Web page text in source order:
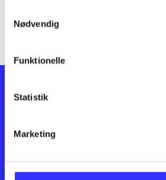
Nødvendig
Funktionelle
Statistik
Marketing
lorem ipsum dolor sit amet ...